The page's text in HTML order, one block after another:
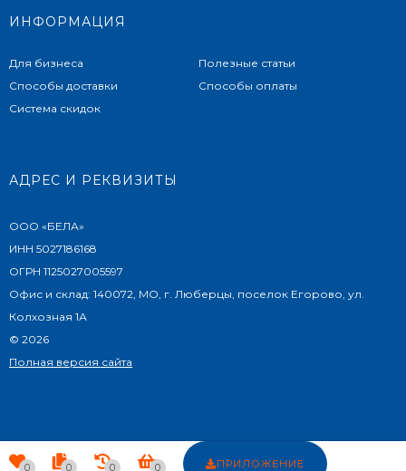
ИНФОРМАЦИЯ
Для бизнеса
Способы доставки
Система скидок
Полезные статьи
Способы оплаты
АДРЕС И РЕКВИЗИТЫ
ООО «БЕЛА»
ИНН 5027186168
ОГРН 1125027005597
Офис и склад: 140072, МО, г. Люберцы, поселок Егорово, ул.
Колхозная 1А
© 2026
Полная версия сайта
0 0 0 0 ПРИЛОЖЕНИЕ